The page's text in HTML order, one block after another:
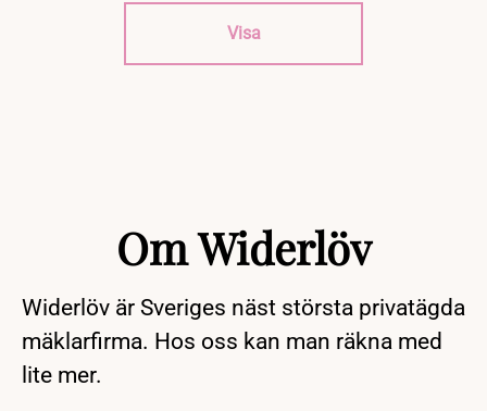
Visa
Om Widerlöv
Widerlöv är Sveriges näst största privatägda
mäklarfirma. Hos oss kan man räkna med
lite mer.